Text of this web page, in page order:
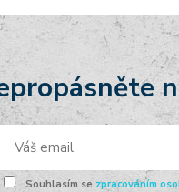
Souhlasím se zpracováním